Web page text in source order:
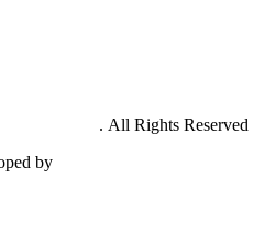
. All Rights Reserved
byRDC Informatics